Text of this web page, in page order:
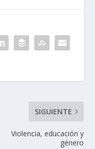
SIGUIENTE
Violencia, educación y
género